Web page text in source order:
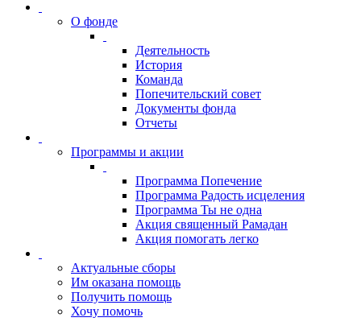
О фонде
Деятельность
История
Команда
Попечительский совет
Документы фонда
Отчеты
Программы и акции
Программа Попечение
Программа Радость исцеления
Программа Ты не одна
Акция священный Рамадан
Акция помогать легко
Актуальные сборы
Им оказана помощь
Получить помощь
Хочу помочь